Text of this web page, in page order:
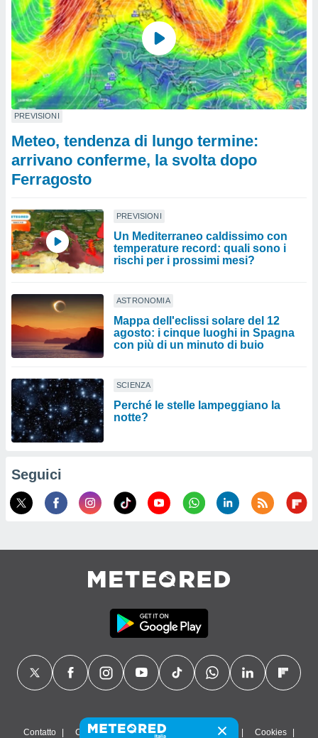
PREVISIONI
Meteo, tendenza di lungo termine:
arrivano conferme, la svolta dopo
Ferragosto
PREVISIONI
Un Mediterraneo caldissimo con
temperature record: quali sono i
rischi per i prossimi mesi?
ASTRONOMIA
Mappa dell'eclissi solare del 12
agosto: i cinque luoghi in Spagna
con più di un minuto di buio
SCIENZA
Perché le stelle lampeggiano la
notte?
Seguici
Contatto Chi siamo FAQ Termini di utilizzo Cookies